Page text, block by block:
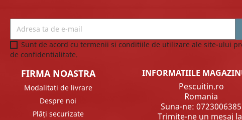
Sunt de acord cu termenii si conditiile de utilizare ale site-ului
de confidentialitate.
FIRMA NOASTRA
Modalitati de livrare
Despre noi
Plăți securizate
INFORMATIILE
Pescuitin.ro
Romania
Suna-ne: 0723006385
Trimite-ne un mesaj